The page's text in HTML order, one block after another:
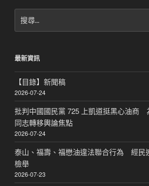
尋
字:
最新資訊
【目錄】新聞稿
2026-07-24
批判中國國民黨 725 上凱道挺黑心油商
同志轉移輿論焦點
2026-07-24
泰山、福壽、福懋油違法聯合行為 經民
檢舉
2026-07-23